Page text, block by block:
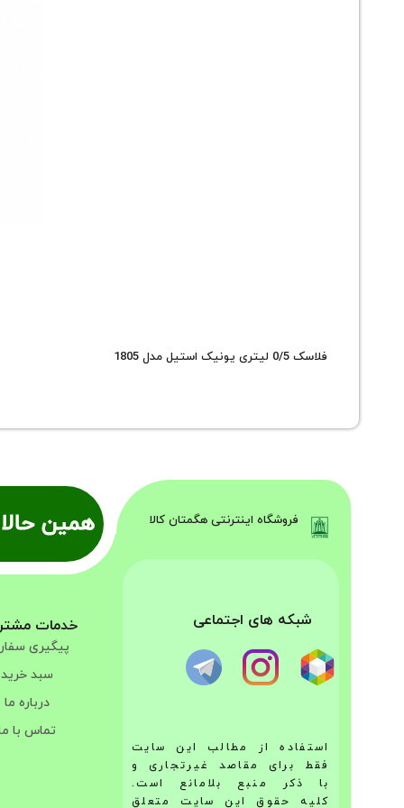
فلاسک 0/5 لیتری یونیک استیل مدل 1805
همین فروشگاه اینترنتی هگمتان کالا
شبکه های اجتماعی
استفاده از مطالب این سایت
فقط برای مقاصد غیرتجاری و
با ذکر منبع بلامانع است.
کلیه حقوق این سایت متعلق
خدمات
پیگیری
سبد خرید
درباره ما
تماس با